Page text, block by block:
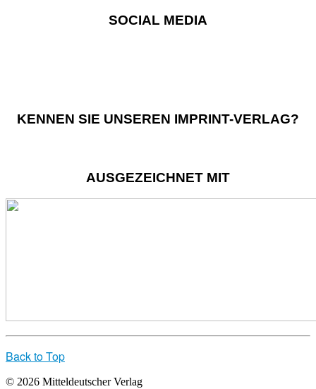
SOCIAL MEDIA
KENNEN SIE UNSEREN IMPRINT-VERLAG?
AUSGEZEICHNET MIT
Back to Top
© 2026 Mitteldeutscher Verlag